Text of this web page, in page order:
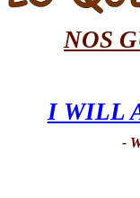
NOS
I WILL
-